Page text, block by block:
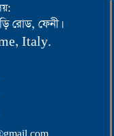
রোড, ফেনী।
Italy.